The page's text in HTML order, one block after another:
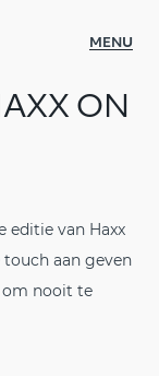
MENU
ON
editie van Haxx
touch aan geven
om nooit te